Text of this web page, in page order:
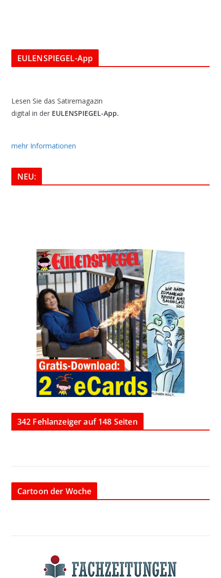
EULENSPIEGEL-App
Lesen Sie das Satiremagazin
digital in der EULENSPIEGEL-App.
mehr Informationen
NEU:
342 Fehlanzeiger auf 148 Seiten
Cartoon der Woche